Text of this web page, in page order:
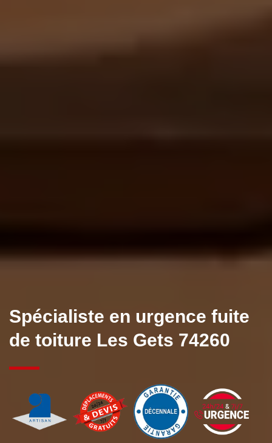
Spécialiste en urgence fuite
de toiture Les Gets 74260